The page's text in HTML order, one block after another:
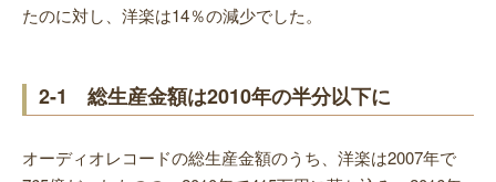
たのに対し、洋楽は14％の減少でした。
2-1 総生産金額は2010年の半分以下に
オーディオレコードの総生産金額のうち、洋楽は2007年で